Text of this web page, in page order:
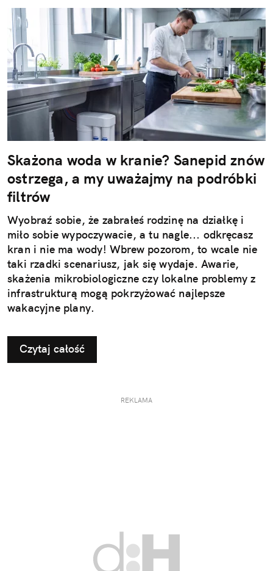
Skażona woda w kranie? Sanepid znów
ostrzega, a my uważajmy na podróbki
filtrów
Wyobraź sobie, że zabrałeś rodzinę na działkę i
miło sobie wypoczywacie, a tu nagle... odkręcasz
kran i nie ma wody! Wbrew pozorom, to wcale nie
taki rzadki scenariusz, jak się wydaje. Awarie,
skażenia mikrobiologiczne czy lokalne problemy z
infrastrukturą mogą pokrzyżować najlepsze
wakacyjne plany.
Czytaj całość
REKLAMA